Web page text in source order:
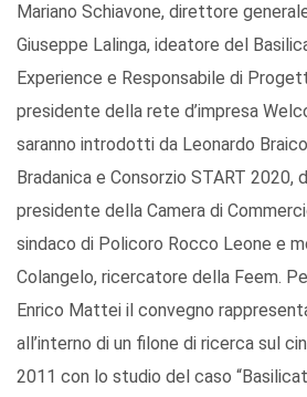
Mariano Schiavone, direttore
Giuseppe Lalinga, ideatore del
Experience e Responsabile di
presidente della rete d’impresa
saranno introdotti da Leonardo
Bradanica e Consorzio START 2020,
presidente della Camera di
sindaco di Policoro Rocco Leone e
Colangelo, ricercatore della Feem.
Enrico Mattei il convegno
all’interno di un filone di ricerca sul
2011 con lo studio del caso